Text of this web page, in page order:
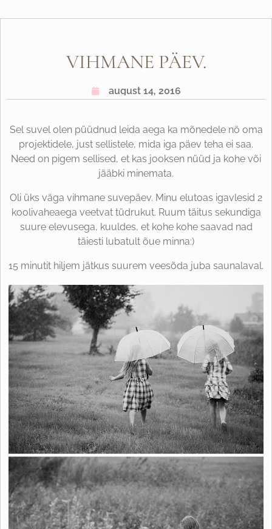
VIHMANE PÄEV.
august 14, 2016
Sel suvel olen püüdnud leida aega ka mõnedele nö oma
projektidele, just sellistele, mida iga päev teha ei saa.
Need on pigem sellised, et kas jooksen nüüd ja kohe või
jääbki minemata.
Oli üks väga vihmane suvepäev. Minu elutoas igavlesid 2
koolivaheaega veetvat tüdrukut. Ruum täitus sekundiga
suure elevusega, kuuldes, et kohe kohe saavad nad
täiesti lubatult õue minna:)
15 minutit hiljem jätkus suurem veesõda juba saunalaval.